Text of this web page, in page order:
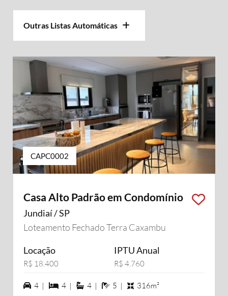
Outras Listas Automáticas
CAPC0002
Casa Alto Padrão em Condomínio
Jundiaí / SP
Loteamento Fechado Terra Caxambu
Locação
R$ 18.400
IPTU Anual
R$ 4.760
4 vagas na garagem
4 | 4 dormiórios
4 | 4 suítes
4 | 5 banheiros
5 | 316m²